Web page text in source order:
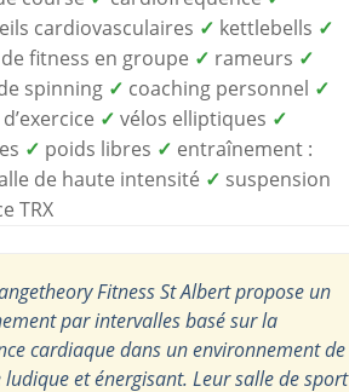
cardiovasculaires ✓ kettlebells ✓
fitness en groupe ✓ rameurs ✓
spinning ✓ coaching personnel ✓
✓ vélos elliptiques ✓
✓ poids libres ✓ entraînement :
de haute intensité ✓ suspension
TRX
Fitness St Albert propose un
par intervalles basé sur la
cardiaque dans un environnement de
ludique et énergisant. Leur salle de sport